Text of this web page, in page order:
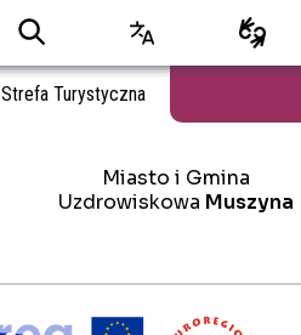
Strefa Turystyczna
Miasto i Gmina
Uzdrowiskowa Muszyna